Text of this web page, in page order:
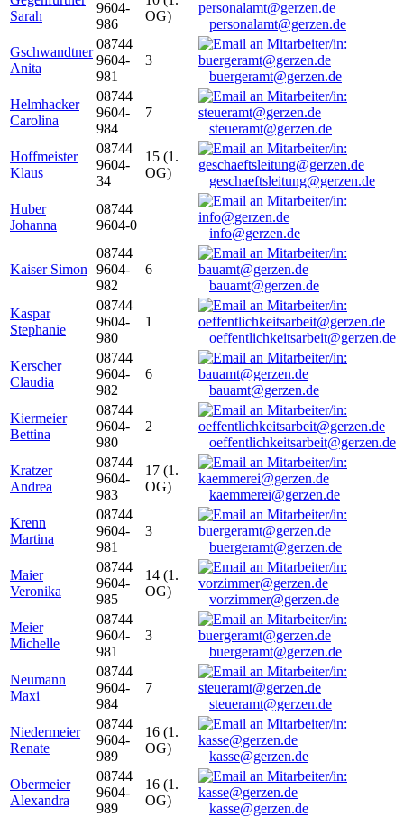
Sarah
9604-
986
OG)
personalamt@gerzen.de
Gschwandtner
Anita
08744
9604-
981
3
buergeramt@gerzen.de
Helmhacker
Carolina
08744
9604-
984
7
steueramt@gerzen.de
Hoffmeister
Klaus
08744
9604-
34
15 (1.
OG)
geschaeftsleitung@gerzen.de
Huber
Johanna
08744
9604-0
info@gerzen.de
Kaiser Simon
08744
9604-
982
6
bauamt@gerzen.de
Kaspar
Stephanie
08744
9604-
980
1
oeffentlichkeitsarbeit@gerzen.de
Kerscher
Claudia
08744
9604-
982
6
bauamt@gerzen.de
Kiermeier
Bettina
08744
9604-
980
2
oeffentlichkeitsarbeit@gerzen.de
Kratzer
Andrea
08744
9604-
983
17 (1.
OG)
kaemmerei@gerzen.de
Krenn
Martina
08744
9604-
981
3
buergeramt@gerzen.de
Maier
Veronika
08744
9604-
985
14 (1.
OG)
vorzimmer@gerzen.de
Meier
Michelle
08744
9604-
981
3
buergeramt@gerzen.de
Neumann
Maxi
08744
9604-
984
7
steueramt@gerzen.de
Niedermeier
Renate
08744
9604-
989
16 (1.
OG)
kasse@gerzen.de
Obermeier
Alexandra
08744
9604-
989
16 (1.
OG)
kasse@gerzen.de